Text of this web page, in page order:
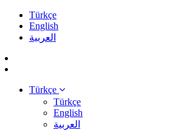
Türkçe
English
العربية
Türkçe
Türkçe
English
العربية